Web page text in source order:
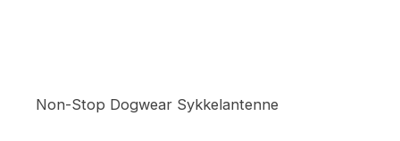
Non-Stop Dogwear Sykkelantenne